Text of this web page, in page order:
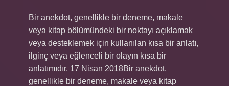
Bir anekdot, genellikle bir deneme, makale
veya kitap bölümündeki bir noktayı açıklamak
veya desteklemek için kullanılan kısa bir anlatı,
ilginç veya eğlenceli bir olayın kısa bir
anlatımıdır. 17 Nisan 2018Bir anekdot,
genellikle bir deneme, makale veya kitap